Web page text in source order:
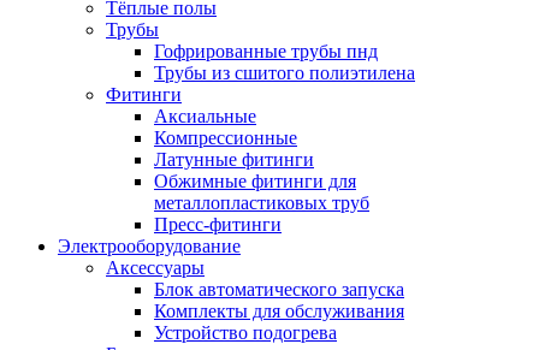
Тёплые полы
Трубы
Гофрированные трубы пнд
Трубы из сшитого полиэтилена
Фитинги
Аксиальные
Компрессионные
Латунные фитинги
Обжимные фитинги для
металлопластиковых труб
Пресс-фитинги
Электрооборудование
Аксессуары
Блок автоматического запуска
Комплекты для обслуживания
Устройство подогрева